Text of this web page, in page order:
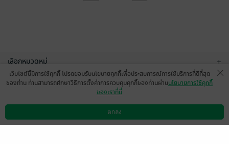
เลือกหมวดหมู่ +
บริการช่วยเหลือ
กลุ่มธุรกิจในเครือ +
ดาวน์โหลดแอป วิธีการใช้งาน ติดต่อเรา
เว็บไซต์นี้มีการใช้คุกกี้ โปรดยอมรับนโยบายคุกกี้เพื่อประสบการณ์การใช้บริการที่ดีที่สุด
ของท่าน ท่านสามารถศึกษาวิธีการตั้งค่าการควบคุมคุกกี้ของท่านผ่านนโยบายการใช้คุกกี้
ของเราที่นี่
ตกลง